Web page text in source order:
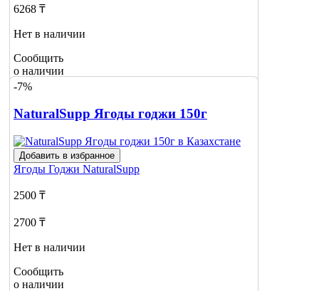
6268 ₸
Нет в наличии
Сообщить
о наличии
-7%
NaturalSupp Ягоды годжи 150г
Добавить в избранное
Ягоды Годжи NaturalSupp
2500 ₸
2700 ₸
Нет в наличии
Сообщить
о наличии